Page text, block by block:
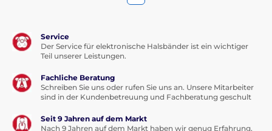
Service
Der Service für elektronische Halsbänder ist ein wichtiger
Teil unserer Leistungen.
Fachliche Beratung
Schreiben Sie uns oder rufen Sie uns an. Unsere Mitarbeiter
sind in der Kundenbetreuung und Fachberatung geschult
Seit 9 Jahren auf dem Markt
Nach 9 Jahren auf dem Markt haben wir genug Erfahrung,